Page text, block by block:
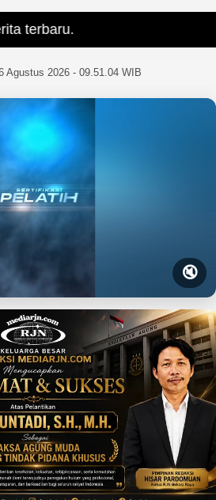
Agustus 2026 - 09.51.06 WIB
🔇